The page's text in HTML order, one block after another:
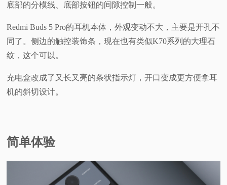
底部的分模线、底部按钮的间隙控制一般。
Redmi Buds 5 Pro的耳机本体，外观变动不大，主要是开孔不
同了。侧边的触控装饰条，现在也有类似K70系列的大理石
纹，这个可以。
充电盒改成了又长又亮的条状指示灯，开口变成更方便拿耳
机的斜切设计。
简单体验